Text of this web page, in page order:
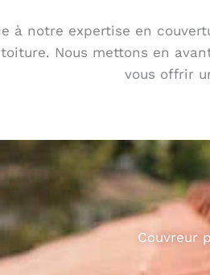
à notre expertise en
toiture. Nous mettons en
vous offrir
Couvreur